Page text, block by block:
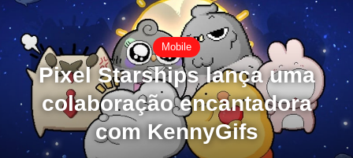
Mobile
Pixel Starships lança uma
colaboração encantadora
com KennyGifs